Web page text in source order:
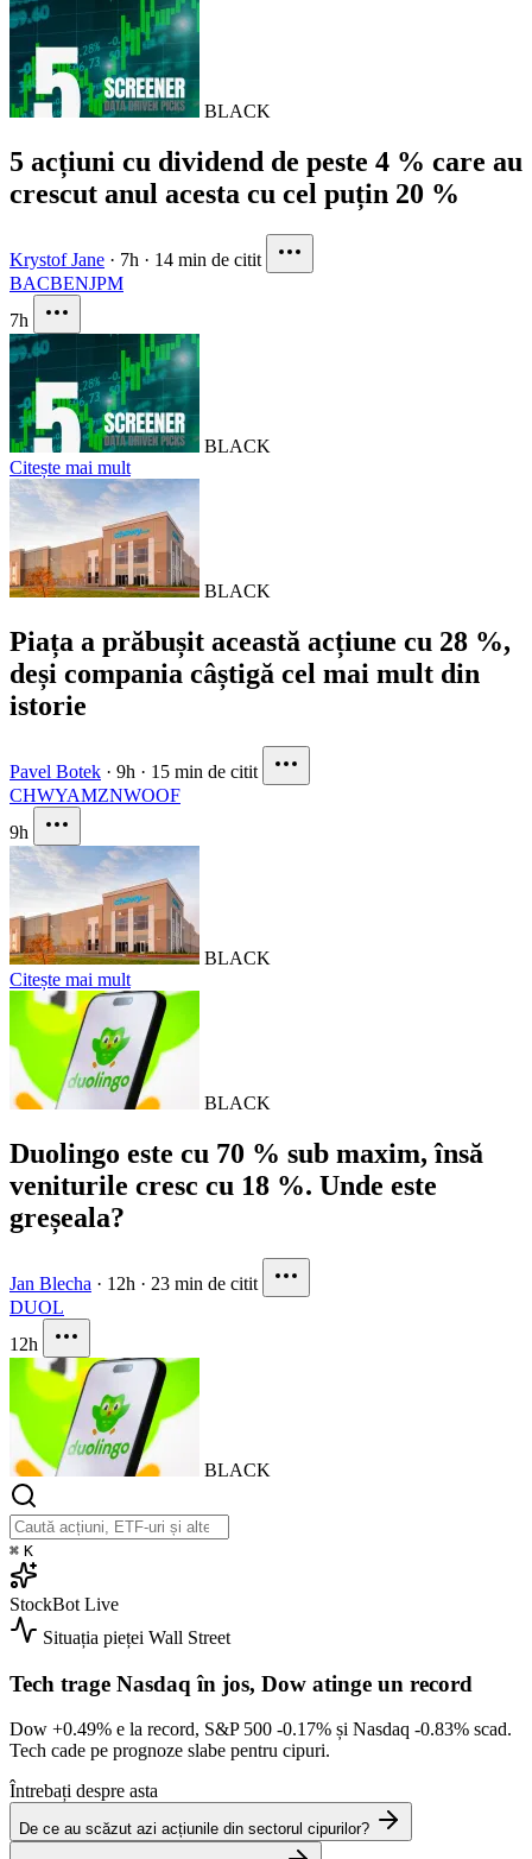
BLACK
5 acțiuni cu dividend de peste 4 % care au
crescut anul acesta cu cel puțin 20 %
Krystof Jane · 7h · 14 min de citit
BACBENJPM
7h
BLACK
Citește mai mult
BLACK
Piața a prăbușit această acțiune cu 28 %,
deși compania câștigă cel mai mult din
istorie
Pavel Botek · 9h · 15 min de citit
CHWYAMZNWOOF
9h
BLACK
Citește mai mult
BLACK
Duolingo este cu 70 % sub maxim, însă
veniturile cresc cu 18 %. Unde este
greșeala?
Jan Blecha · 12h · 23 min de citit
DUOL
12h
BLACK
⌘ K
StockBot Live
Situația pieței Wall Street
Tech trage Nasdaq în jos, Dow atinge un record
Dow +0.49% e la record, S&P 500 -0.17% și Nasdaq -0.83% scad.
Tech cade pe prognoze slabe pentru cipuri.
Întrebați despre asta
De ce au scăzut azi acțiunile din sectorul cipurilor?